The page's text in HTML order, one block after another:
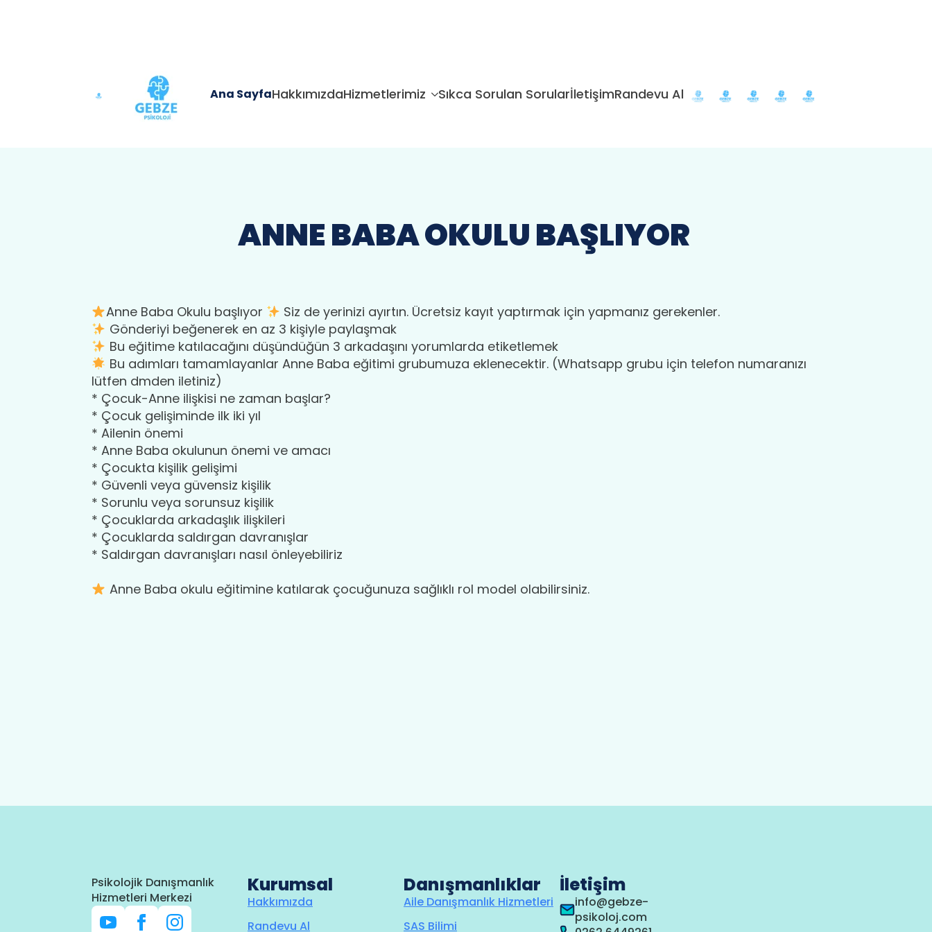
Ana SayfaHakkımızdaHizmetlerimiz Sıkca Sorulan SorularİletişimRandevu Al
ANNE BABA OKULU BAŞLIYOR
Anne Baba Okulu başlıyor
Siz de yerinizi ayırtın. Ücretsiz kayıt yaptırmak için yapmanız gerekenler.
Gönderiyi beğenerek en az 3 kişiyle paylaşmak
Bu eğitime katılacağını düşündüğün 3 arkadaşını yorumlarda etiketlemek
Bu adımları tamamlayanlar Anne Baba eğitimi grubumuza eklenecektir. (Whatsapp grubu için telefon numaranızı
lütfen dmden iletiniz)
* Çocuk-Anne ilişkisi ne zaman başlar?
* Çocuk gelişiminde ilk iki yıl
* Ailenin önemi
* Anne Baba okulunun önemi ve amacı
* Çocukta kişilik gelişimi
* Güvenli veya güvensiz kişilik
* Sorunlu veya sorunsuz kişilik
* Çocuklarda arkadaşlık ilişkileri
* Çocuklarda saldırgan davranışlar
* Saldırgan davranışları nasıl önleyebiliriz
Anne Baba okulu eğitimine katılarak çocuğunuza sağlıklı rol model olabilirsiniz.
Psikolojik Danışmanlık
Hizmetleri Merkezi
Kurumsal
Hakkımızda
Randevu Al
Danışmanlıklar
Aile Danışmanlık Hizmetleri
SAS Bilimi
İletişim
info@gebze-
psikoloj.com